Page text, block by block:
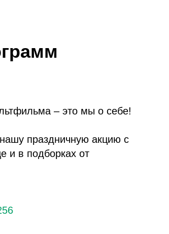
– это мы о себе!
праздничную акцию с
и в подборках от